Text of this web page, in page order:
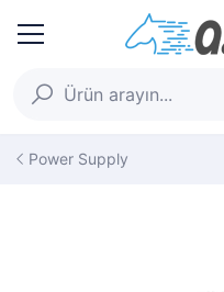
Power Supply